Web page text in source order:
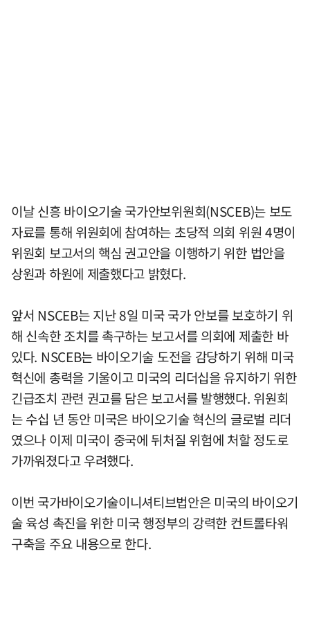
이날 신흥 바이오기술 국가안보위원회(NSCEB)는 보도
자료를 통해 위원회에 참여하는 초당적 의회 위원 4명이
위원회 보고서의 핵심 권고안을 이행하기 위한 법안을
상원과 하원에 제출했다고 밝혔다.
앞서 NSCEB는 지난 8일 미국 국가 안보를 보호하기 위
해 신속한 조치를 촉구하는 보고서를 의회에 제출한 바
있다. NSCEB는 바이오기술 도전을 감당하기 위해 미국
혁신에 총력을 기울이고 미국의 리더십을 유지하기 위한
긴급조치 관련 권고를 담은 보고서를 발행했다. 위원회
는 수십 년 동안 미국은 바이오기술 혁신의 글로벌 리더
였으나 이제 미국이 중국에 뒤처질 위험에 처할 정도로
가까워졌다고 우려했다.
이번 국가바이오기술이니셔티브법안은 미국의 바이오기
술 육성 촉진을 위한 미국 행정부의 강력한 컨트롤타워
구축을 주요 내용으로 한다.